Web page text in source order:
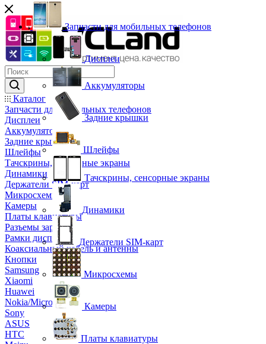
Каталог
Запчасти для мобильных телефонов
Дисплеи
Аккумуляторы
Задние крышки
Шлейфы
Тачскрины, сенсорные экраны
Динамики
Держатели SIM-карт
Микросхемы
Камеры
Платы клавиатуры
Разъемы зарядки
Рамки дисплея
Коаксиальный кабель и антенны
Кнопки
Samsung
Xiaomi
Huawei
Nokia/Microsoft
Sony
ASUS
HTC
Запчасти для мобильных телефонов
Дисплеи
Аккумуляторы
Задние крышки
Шлейфы
Тачскрины, сенсорные экраны
Динамики
Держатели SIM-карт
Микросхемы
Камеры
Платы клавиатуры